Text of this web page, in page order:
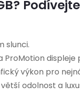
slunci.
ProMotion
výkon pro
odolnost a